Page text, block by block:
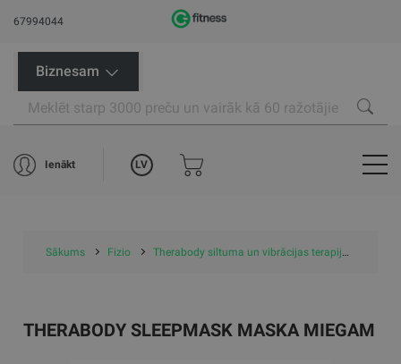
67994044
Biznesam
Ienākt LV
Sākums Fizio Therabody siltuma un vibrācijas terapija
THERABODY SLEEPMASK MASKA MIEGAM